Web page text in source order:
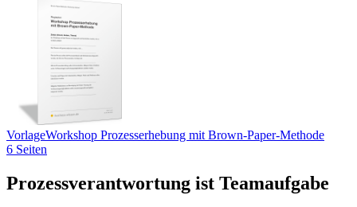
VorlageWorkshop Prozesserhebung mit Brown-Paper-Methode
6 Seiten
Prozessverantwortung ist Teamaufgabe